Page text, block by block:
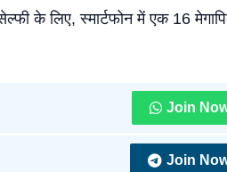
के लिए, स्मार्टफोन में एक 16
Join
Join